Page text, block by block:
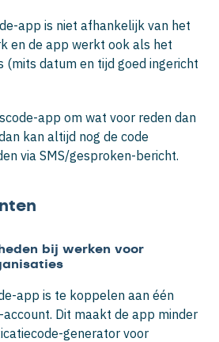
app is niet afhankelijk van het
en de app werkt ook als het
(mits datum en tijd goed ingericht
app om wat voor reden dan
kan altijd nog de code
via SMS/gesproken-bericht.
bij werken voor
app is te koppelen aan één
Dit maakt de app minder
generator voor